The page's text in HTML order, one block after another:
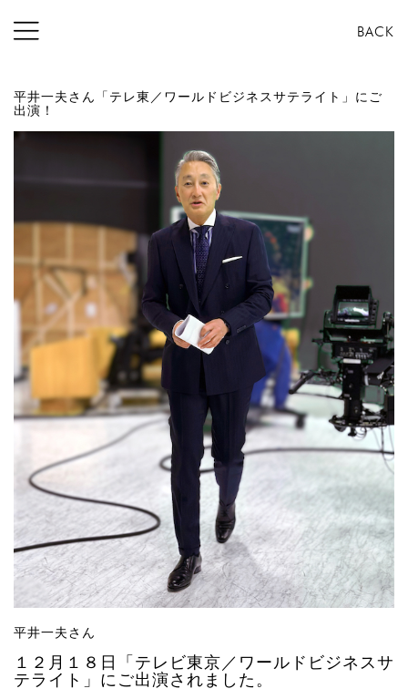
BACK
平井一夫さん「テレ東／ワールドビジネスサテライト」にご
出演！
平井一夫さん
１２月１８日
「テレビ東京／ワールドビジネスサ
テライト」にご出演されました。